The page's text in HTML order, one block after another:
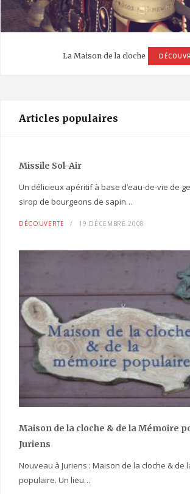
La Maison de la cloche
Articles populaires
Missile Sol-Air
Un délicieux apéritif à base d’eau-de-vie de
sirop de bourgeons de sapin…
DÉCOUVERTE 19 DÉCEMBRE 2008
Maison de la cloche & de la Mémoire
Juriens
Nouveau à Juriens : Maison de la cloche & de
populaire. Un lieu…